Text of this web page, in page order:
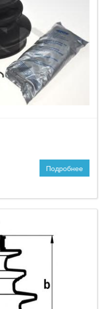
Подробнее